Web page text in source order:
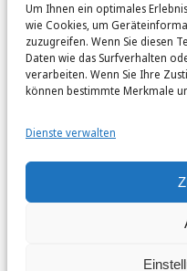
Um Ihnen ein optimales
wie Cookies, um
zuzugreifen. Wenn Sie diesen
Daten wie das Surfverhalten
verarbeiten. Wenn Sie Ihre
können bestimmte Merkmale
Dienste verwalten
@